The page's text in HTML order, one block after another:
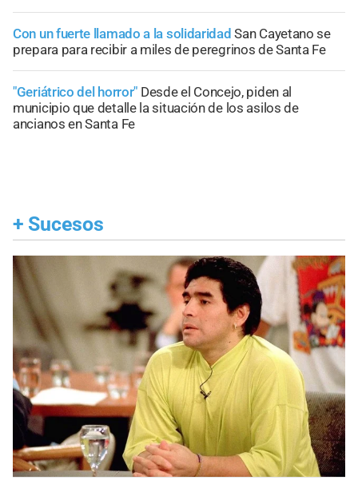
Con un fuerte llamado a la solidaridad San Cayetano se
prepara para recibir a miles de peregrinos de Santa Fe
"Geriátrico del horror" Desde el Concejo, piden al
municipio que detalle la situación de los asilos de
ancianos en Santa Fe
+ Sucesos